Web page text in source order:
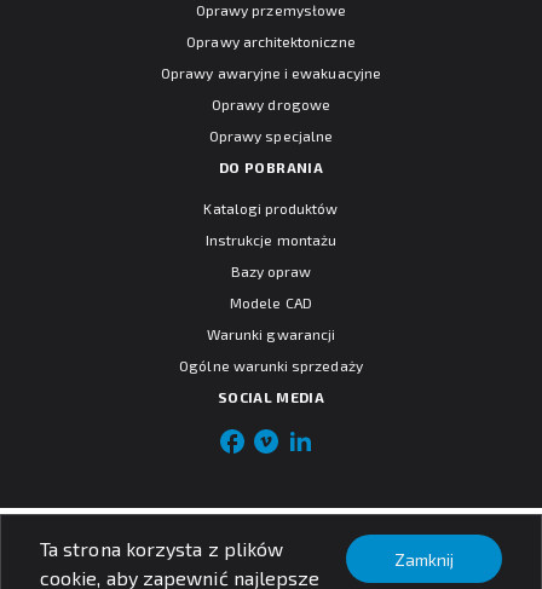
Ta strona korzysta z plików
cookie, aby zapewnić najlepsze
Zamknij
Oprawy przemysłowe
Oprawy architektoniczne
Oprawy awaryjne i ewakuacyjne
Oprawy drogowe
Oprawy specjalne
DO POBRANIA
Katalogi produktów
Instrukcje montażu
Bazy opraw
Modele CAD
Warunki gwarancji
Ogólne warunki sprzedaży
SOCIAL MEDIA
© PXF Lighting sp. z o.o.
Nota prawna
Polityka prywatności